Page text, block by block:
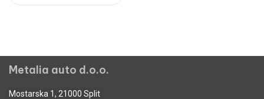
Metalia auto d.o.o.
Mostarska 1, 21000 Split